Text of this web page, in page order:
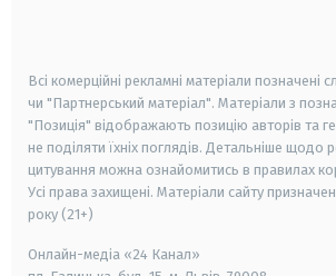
Всі комерційні рекламні матеріали позначені
чи "Партнерський матеріал". Матеріали з
"Позиція" відображають позицію авторів та
не поділяти їхніх поглядів. Детальніше щодо
цитування можна ознайомитись в правилах
Усі права захищені. Матеріали сайту
року (21+)
Онлайн-медіа «24 Канал»